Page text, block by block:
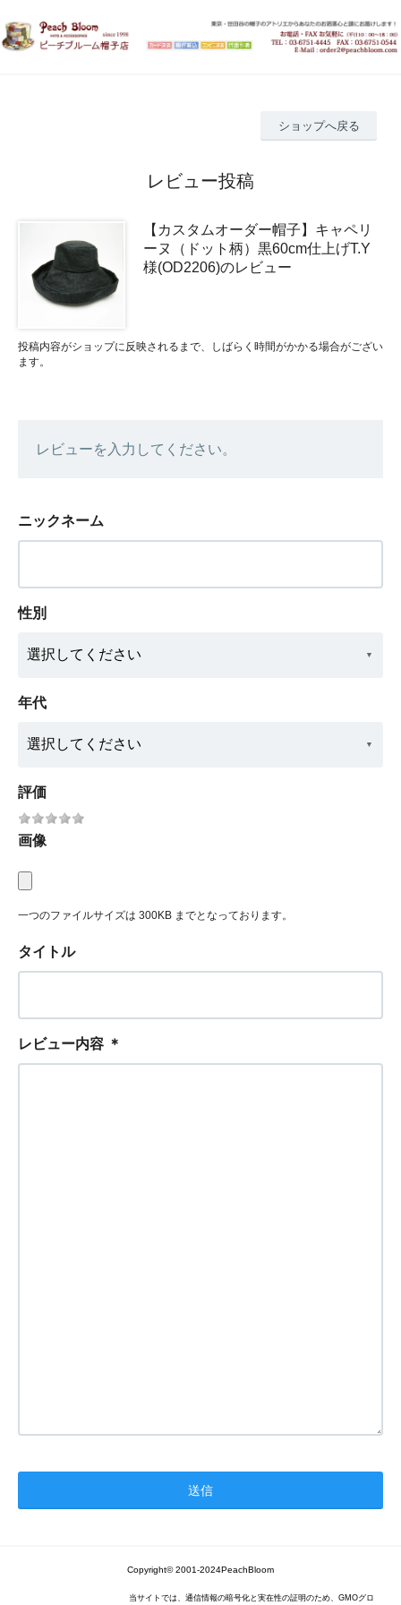
ショップへ戻る
レビュー投稿
【カスタムオーダー帽子】キャペリ
ーヌ（ドット柄）黒60cm仕上げT.Y
様(OD2206)のレビュー
投稿内容がショップに反映されるまで、しばらく時間がかかる場合がござい
ます。
レビューを入力してください。
ニックネーム
性別
年代
評価
画像
一つのファイルサイズは 300KB までとなっております。
タイトル
レビュー内容 ＊
Copyright© 2001-2024PeachBloom
当サイトでは、通信情報の暗号化と実在性の証明のため、GMOグロ